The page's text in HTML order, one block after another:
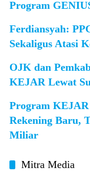
Program
Ferdiansyah:
Sekaligus Atasi
OJK dan
KEJAR Lewat
Program KEJAR
Rekening Baru,
Miliar
Mitra Media